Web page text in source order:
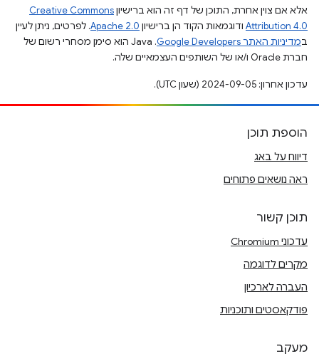
אלא אם צוין אחרת, התוכן של דף זה הוא ברישיוןCreative Commons
Attribution 4.0 ודוגמאות הקוד הן ברישיון Apache 2.0. לפרטים, ניתן לעיין
במדיניות האתר Google Developers‏
.‏ Java הוא סימן מסחרי רשום של
חברת Oracle ו/או של השותפים העצמאיים שלה.
עדכון אחרון: 2024-09-05 (שעון UTC).
הוספת תוכן
דיווח על באג
ראה נושאים פתוחים
תוכן קשור
עדכוני Chromium
מקרים לדוגמה
העברה לארכיון
פודקאסטים ותוכניות
מעקב